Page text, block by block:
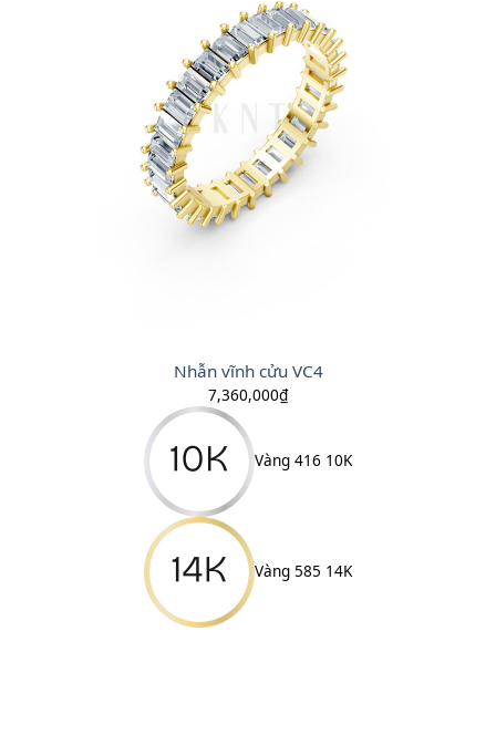
Nhẫn vĩnh cửu VC4
7,360,000₫
Vàng 416 10K
Vàng 585 14K